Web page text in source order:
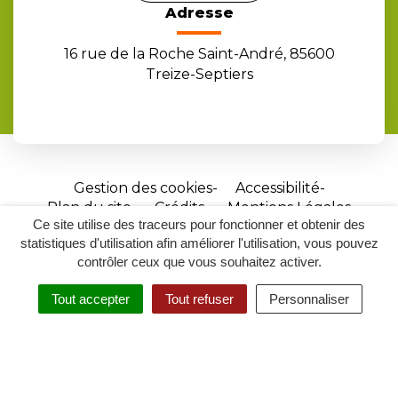
Ce site utilise des traceurs pour fonctionner et obtenir des
statistiques d'utilisation afin améliorer l'utilisation, vous pouvez
contrôler ceux que vous souhaitez activer.
Tout accepter Tout refuser Personnaliser
RECHERCHER
ACCESSIBILITÉ
Adresse
16 rue de la Roche Saint-André, 85600
Treize-Septiers
Gestion des cookies
Accessibilité
Plan du site
Crédits
Mentions Légales
Site
réalisé
par
Inovagora